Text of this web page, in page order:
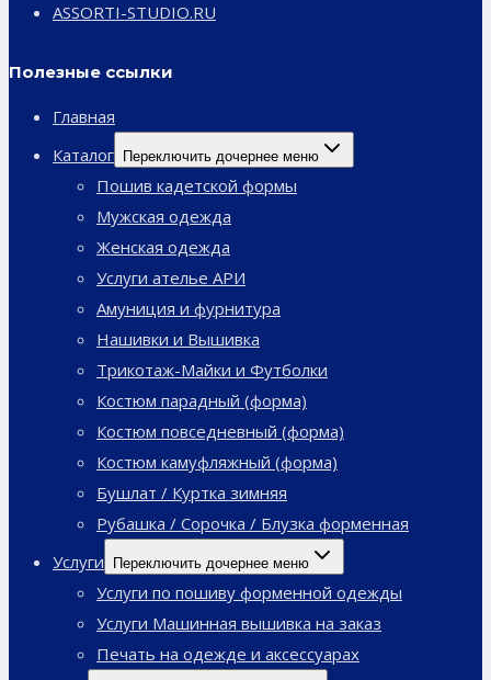
ASSORTI-STUDIO.RU
Полезные ссылки
Главная
Каталог
Переключить дочернее меню
Пошив кадетской формы
Мужская одежда
Женская одежда
Услуги ателье АРИ
Амуниция и фурнитура
Нашивки и Вышивка
Трикотаж-Майки и Футболки
Костюм парадный (форма)
Костюм повседневный (форма)
Костюм камуфляжный (форма)
Бушлат / Куртка зимняя
Рубашка / Сорочка / Блузка форменная
Услуги
Переключить дочернее меню
Услуги по пошиву форменной одежды
Услуги Машинная вышивка на заказ
Печать на одежде и аксессуарах